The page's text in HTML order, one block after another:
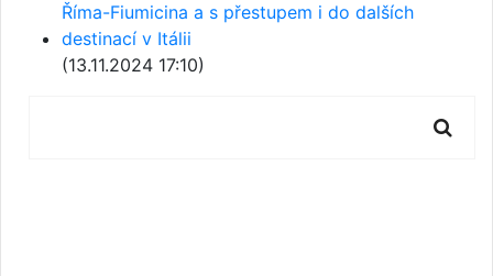
Říma-Fiumicina a s přestupem i do dalších
destinací v Itálii
(13.11.2024 17:10)